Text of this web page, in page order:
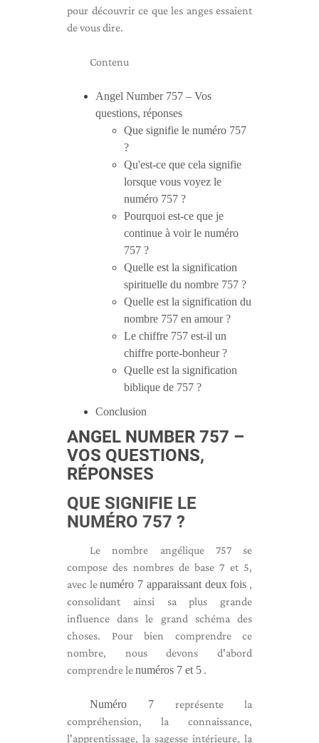
pour découvrir ce que les anges essaient
de vous dire.
Contenu
Angel Number 757 – Vos
questions, réponses
Que signifie le numéro 757
?
Qu'est-ce que cela signifie
lorsque vous voyez le
numéro 757 ?
Pourquoi est-ce que je
continue à voir le numéro
757 ?
Quelle est la signification
spirituelle du nombre 757 ?
Quelle est la signification du
nombre 757 en amour ?
Le chiffre 757 est-il un
chiffre porte-bonheur ?
Quelle est la signification
biblique de 757 ?
Conclusion
ANGEL NUMBER 757 –
VOS QUESTIONS,
RÉPONSES
QUE SIGNIFIE LE
NUMÉRO 757 ?
Le nombre angélique 757 se
compose des nombres de base 7 et 5,
avec lenuméro 7 apparaissant deux fois ,
consolidant ainsi sa plus grande
influence dans le grand schéma des
choses. Pour bien comprendre ce
nombre, nous devons d'abord
comprendre lenuméros 7 et 5 .
Numéro 7 représente la
compréhension, la connaissance,
l'apprentissage, la sagesse intérieure, la